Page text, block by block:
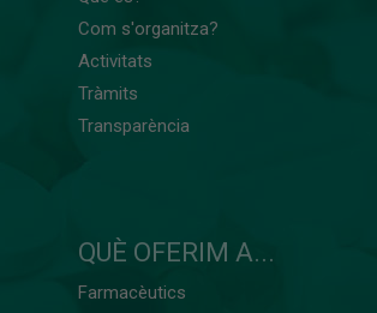
Com s'organitza?
Activitats
Tràmits
Transparència
QUÈ OFERIM A...
Farmacèutics